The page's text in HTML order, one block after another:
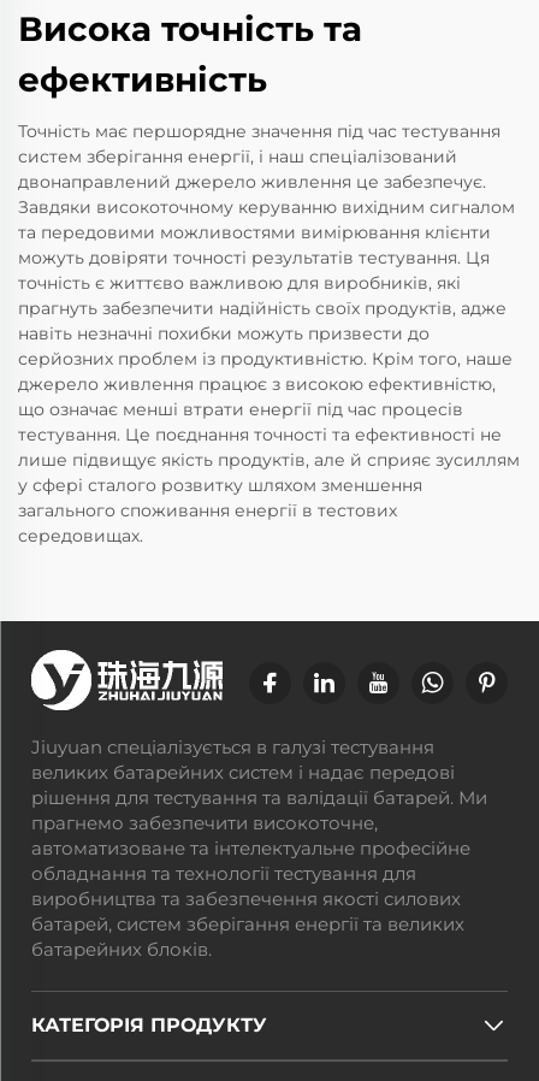
Висока точність та
ефективність
Точність має першорядне значення під час тестування
систем зберігання енергії, і наш спеціалізований
двонаправлений джерело живлення це забезпечує.
Завдяки високоточному керуванню вихідним сигналом
та передовими можливостями вимірювання клієнти
можуть довіряти точності результатів тестування. Ця
точність є життєво важливою для виробників, які
прагнуть забезпечити надійність своїх продуктів, адже
навіть незначні похибки можуть призвести до
серйозних проблем із продуктивністю. Крім того, наше
джерело живлення працює з високою ефективністю,
що означає менші втрати енергії під час процесів
тестування. Це поєднання точності та ефективності не
лише підвищує якість продуктів, але й сприяє зусиллям
у сфері сталого розвитку шляхом зменшення
загального споживання енергії в тестових
середовищах.
Jiuyuan спеціалізується в галузі тестування
великих батарейних систем і надає передові
рішення для тестування та валідації батарей. Ми
прагнемо забезпечити високоточне,
автоматизоване та інтелектуальне професійне
обладнання та технології тестування для
виробництва та забезпечення якості силових
батарей, систем зберігання енергії та великих
батарейних блоків.
КАТЕГОРІЯ ПРОДУКТУ